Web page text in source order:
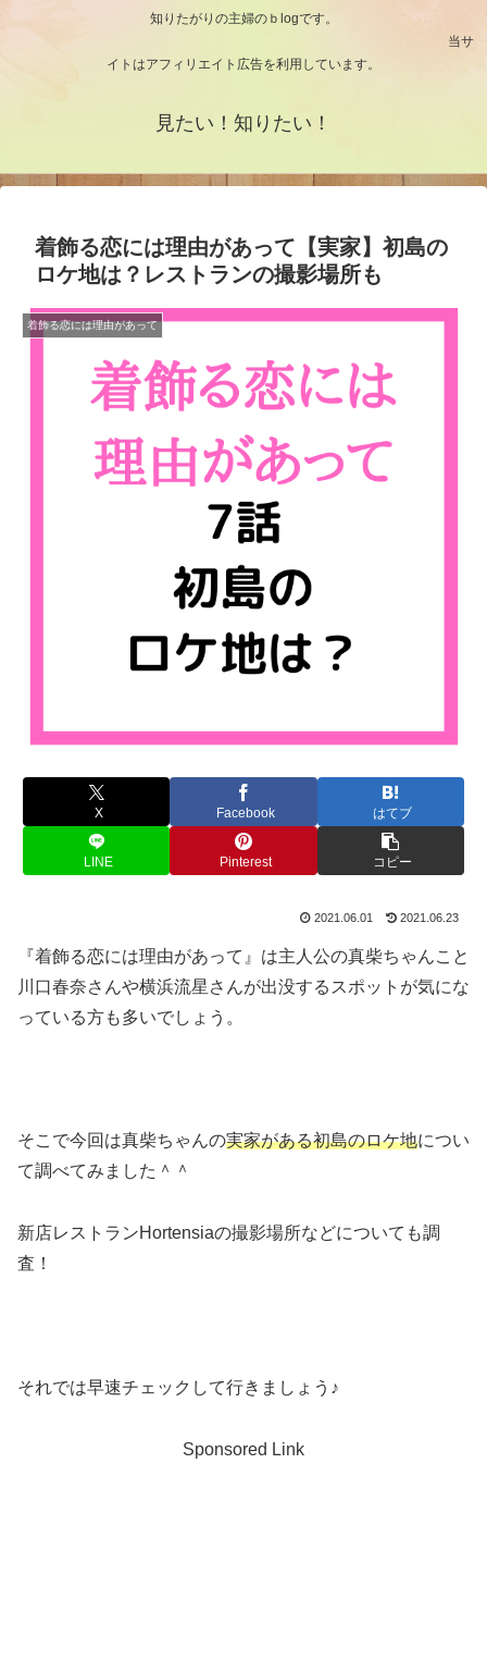
知りたがりの主婦のｂlogです。
当サ
イトはアフィリエイト広告を利用しています。
見たい！知りたい！
着飾る恋には理由があって【実家】初島の
ロケ地は？レストランの撮影場所も
着飾る恋には理由があって
X Facebook はてブ
LINE Pinterest コピー
2021.06.01 2021.06.23
『着飾る恋には理由があって』は主人公の真柴ちゃんこと
川口春奈さんや横浜流星さんが出没するスポットが気にな
っている方も多いでしょう。
そこで今回は真柴ちゃんの実家がある初島のロケ地につい
て調べてみました＾＾
新店レストランHortensiaの撮影場所などについても調
査！
それでは早速チェックして行きましょう♪
Sponsored Link